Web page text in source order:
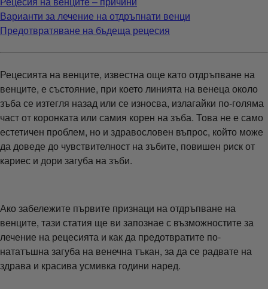
Варианти за лечение на отдръпнати венци
Предотвратяване на бъдеща рецесия
Рецесията на венците, известна още като отдръпване на
венците, е състояние, при което линията на венеца около
зъба се изтегля назад или се износва, излагайки по-голяма
част от коронката или самия корен на зъба. Това не е само
естетичен проблем, но и здравословен въпрос, който може
да доведе до чувствителност на зъбите, повишен риск от
кариес и дори загуба на зъби.
Ако забележите първите признаци на отдръпване на
венците, тази статия ще ви запознае с възможностите за
лечение на рецесията и как да предотвратите по-
нататъшна загуба на венечна тъкан, за да се радвате на
здрава и красива усмивка години наред.